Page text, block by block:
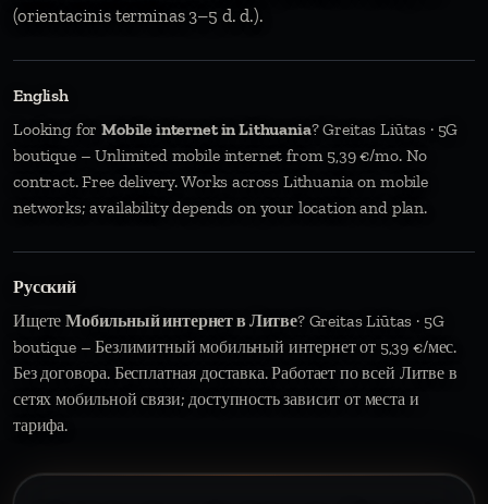
(orientacinis terminas 3–5 d. d.).
English
Looking forMobile internet in Lithuania? Greitas Liūtas · 5G
boutique – Unlimited mobile internet from 5,39 €/mo. No
contract. Free delivery. Works across Lithuania on mobile
networks; availability depends on your location and plan.
Русский
ИщетеМобильный интернет в Литве? Greitas Liūtas · 5G
boutique – Безлимитный мобильный интернет от 5,39 €/мес.
Без договора. Бесплатная доставка. Работает по всей Литве в
сетях мобильной связи; доступность зависит от места и
тарифа.